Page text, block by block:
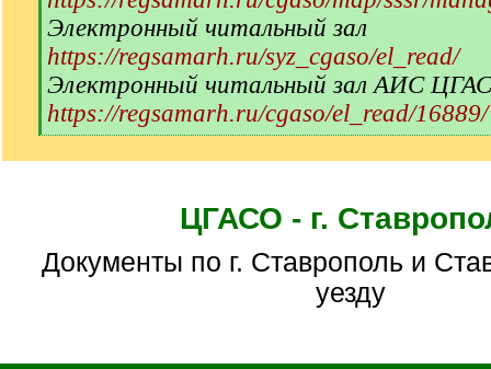
Электронный читальный зал
https://regsamarh.ru/syz_cgaso/el_read/
Электронный читальный зал АИС
https://regsamarh.ru/cgaso/el_read/16889/
[
/
ЦГАСО - г.
Документы по г. Ставрополь и Ставропольскому
уезду